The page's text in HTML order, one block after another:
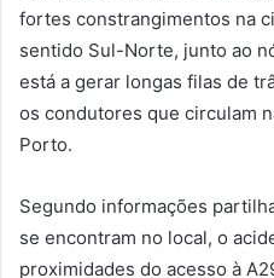
fortes constrangimentos na
sentido Sul-Norte, junto ao
está a gerar longas filas de
os condutores que circulam
Porto.
Segundo informações
se encontram no local, o
proximidades do acesso à